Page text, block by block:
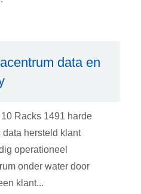
data en
Racks 1491 harde
hersteld klant
operationeel
onder water door
klant...